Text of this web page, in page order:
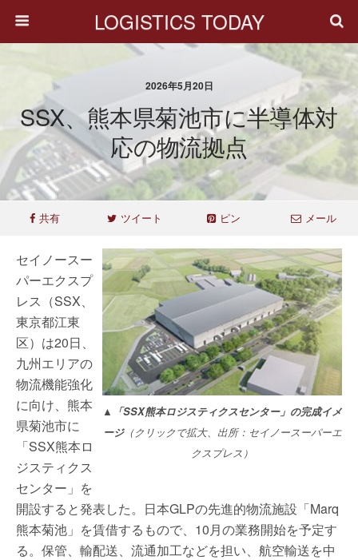
LOGISTICS TODAY
2026年5月20日
SSX、熊本県菊池市に半導体対
応の物流拠点
共有 ツイート ピン メール
▲「SSX熊本ロジスティクスセンター」の完成イメ
ージ（クリックで拡大、出所：セイノースーパーエ
クスプレス）
セイノースー
パーエクスプ
レス（SSX、
東京都江東
区）は20日、
九州エリアの
物流機能強化
に向け、熊本
県菊池市に
「SSX熊本ロ
ジスティクス
センター」を
開設すると発表した。日本GLPの先進的物流施設「Marq
熊本菊池」を賃借するもので、10月の業務開始を予定す
る。保管、輸配送、流通加工などを担い、航空輸送を中